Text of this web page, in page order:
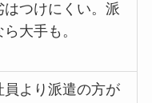
はつけにくい。派
大手も。
員より派遣の方が